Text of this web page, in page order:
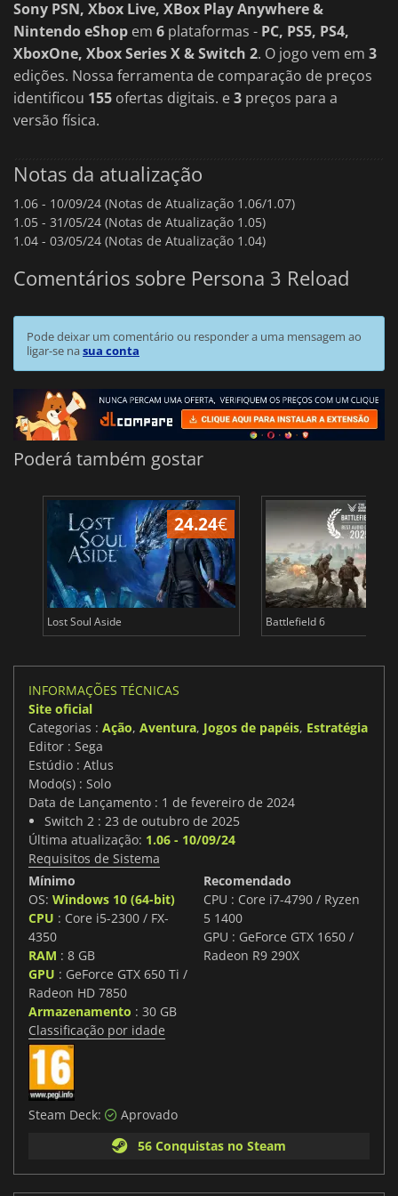
Sony PSN, Xbox Live, XBox Play Anywhere &
Nintendo eShop em 6 plataformas - PC, PS5, PS4,
XboxOne, Xbox Series X & Switch 2. O jogo vem em 3
edições. Nossa ferramenta de comparação de preços
identificou 155 ofertas digitais. e3 preços para a
versão física.
Notas da atualização
1.06 - 10/09/24 (Notas de Atualização 1.06/1.07)
1.05 - 31/05/24 (Notas de Atualização 1.05)
1.04 - 03/05/24 (Notas de Atualização 1.04)
Comentários sobre Persona 3 Reload
Pode deixar um comentário ou responder a uma mensagem ao
ligar-se nasua conta
Poderá também gostar
24.24€
Lost Soul Aside Battlefield 6
INFORMAÇÕES TÉCNICAS
Site oficial
Categorias : Ação, Aventura, Jogos de papéis, Estratégia
Editor : Sega
Estúdio : Atlus
Modo(s) : Solo
Data de Lançamento : 1 de fevereiro de 2024
Switch 2 : 23 de outubro de 2025
Última atualização: 1.06 - 10/09/24
Requisitos de Sistema
Mínimo
OS: Windows 10 (64-bit)
CPU : Core i5-2300 / FX-
4350
RAM : 8 GB
GPU : GeForce GTX 650 Ti /
Radeon HD 7850
Armazenamento : 30 GB
Recomendado
CPU : Core i7-4790 / Ryzen
5 1400
GPU : GeForce GTX 1650 /
Radeon R9 290X
Classificação por idade
Steam Deck:
Aprovado
56 Conquistas no Steam